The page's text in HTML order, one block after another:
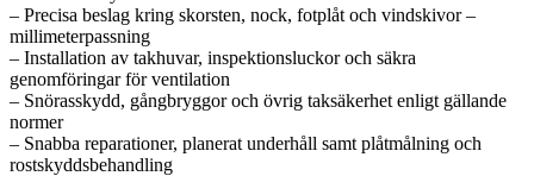
– Precisa beslag kring skorsten, nock, fotplåt och vindskivor –
millimeterpassning
– Installation av takhuvar, inspektionsluckor och säkra
genomföringar för ventilation
– Snörasskydd, gångbryggor och övrig taksäkerhet enligt gällande
normer
– Snabba reparationer, planerat underhåll samt plåtmålning och
rostskyddsbehandling